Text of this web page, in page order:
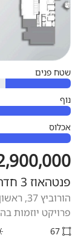
שטח פנים
נוף
אכלוס
₪
פנטהאוז 3 חדרים
הורוביץ 37, ראשון לציון
פרויקט יוזמות